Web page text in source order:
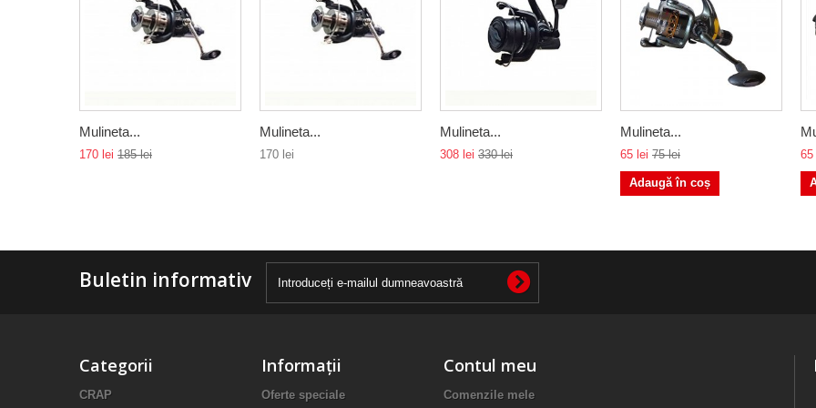
Mulineta...
170 lei 185 lei
Mulineta...
170 lei
Mulineta...
308 lei 330 lei
Mulineta...
65 lei 75 lei
Adaugă în coș
65
Buletin informativ
Categorii
CRAP
Informații
Oferte speciale
Contul meu
Comenzile mele